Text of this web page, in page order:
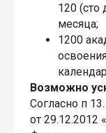
120 (сто
месяца;
1200
Возможно
Согласно п
от 29.12.2012